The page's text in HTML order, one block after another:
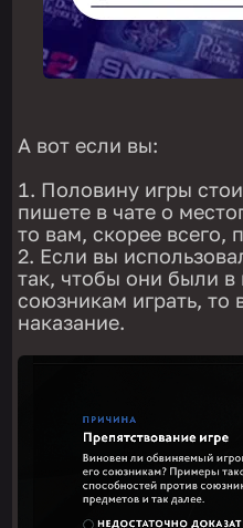
А вот если вы:
Половину игры
пишете в чате о
то вам, скорее всего,
Если вы
так, чтобы они были
союзникам играть, то
наказание.